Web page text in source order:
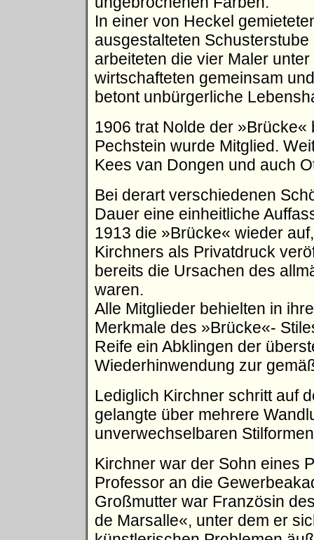
In einer von Heckel
ausgestalteten
arbeiteten die vier Maler
wirtschafteten gemeinsam
betont unbürgerliche
1906 trat Nolde der
Pechstein wurde Mitglied.
Kees van Dongen und auch
Bei derart verschiedenen
Dauer eine einheitliche
1913 die »Brücke« wieder
Kirchners als Privatdruck
bereits die Ursachen des
waren.
Alle Mitglieder behielten in
Merkmale des »Brücke«-
Reife ein Abklingen der
Wiederhinwendung zur
Lediglich Kirchner schritt auf
gelangte über mehrere
unverwechselbaren
Kirchner war der Sohn eines
Professor an die
Großmutter war Französin
de Marsalle«, unter dem er